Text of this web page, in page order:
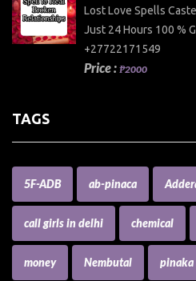
Lost Love Spells
Just 24 Hours 100 %
+27722171549
Price : ₱2000
TAGS
5F-ADB ab-pinaca
call girls in delhi chemical
money Nembutal pinaka